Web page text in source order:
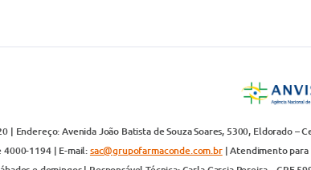
| Endereço: Avenida João Batista de Souza Soares, 5300, Eldorado
1194 | E-mail:sac@grupofarmaconde.com.br| Atendimento para